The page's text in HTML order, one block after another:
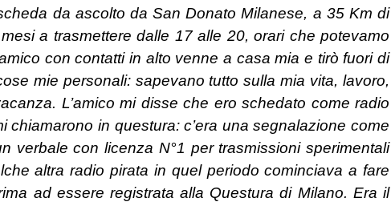
da ascolto da San Donato Milanese, a 35 Km di
a trasmettere dalle 17 alle 20, orari che potevamo
con contatti in alto venne a casa mia e tirò fuori di
mie personali: sapevano tutto sulla mia vita, lavoro,
L’amico mi disse che ero schedato come radio
in questura: c’era una segnalazione come
verbale con licenza N°1 per trasmissioni sperimentali
altra radio pirata in quel periodo cominciava a fare
ad essere registrata alla Questura di Milano. Era il